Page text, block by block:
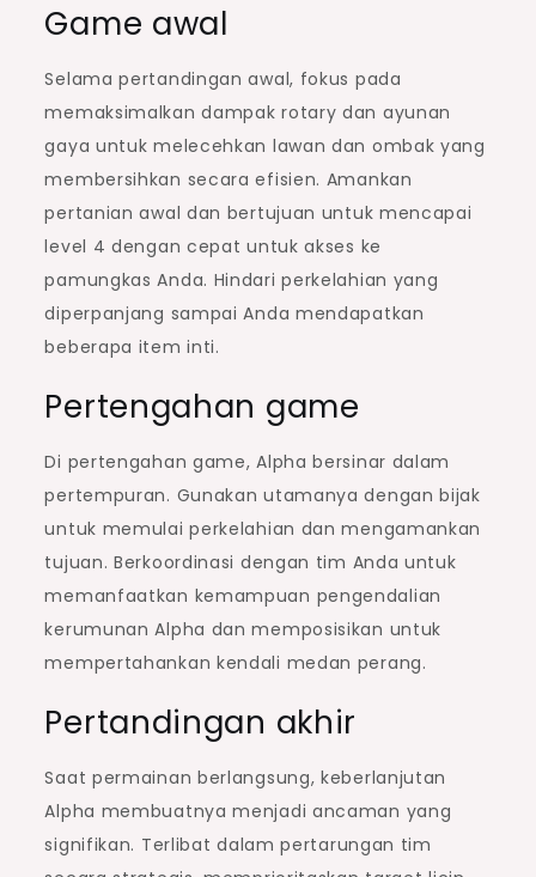
Game awal
Selama pertandingan awal, fokus pada
memaksimalkan dampak rotary dan ayunan
gaya untuk melecehkan lawan dan ombak yang
membersihkan secara efisien. Amankan
pertanian awal dan bertujuan untuk mencapai
level 4 dengan cepat untuk akses ke
pamungkas Anda. Hindari perkelahian yang
diperpanjang sampai Anda mendapatkan
beberapa item inti.
Pertengahan game
Di pertengahan game, Alpha bersinar dalam
pertempuran. Gunakan utamanya dengan bijak
untuk memulai perkelahian dan mengamankan
tujuan. Berkoordinasi dengan tim Anda untuk
memanfaatkan kemampuan pengendalian
kerumunan Alpha dan memposisikan untuk
mempertahankan kendali medan perang.
Pertandingan akhir
Saat permainan berlangsung, keberlanjutan
Alpha membuatnya menjadi ancaman yang
signifikan. Terlibat dalam pertarungan tim